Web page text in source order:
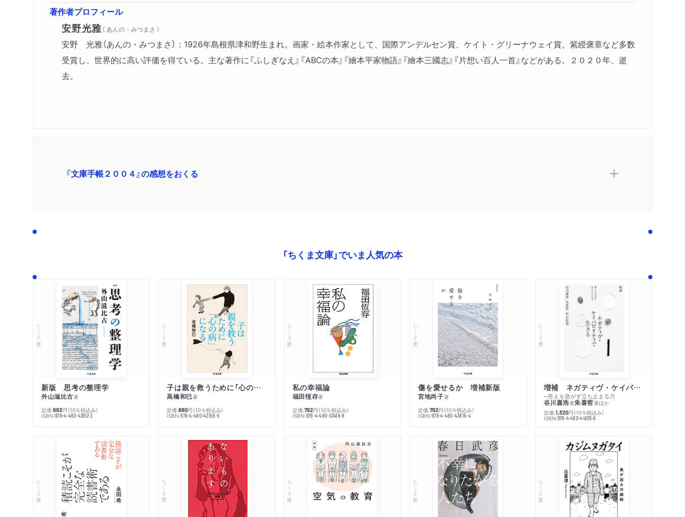
著作者プロフィール
安野光雅（ あんの・みつまさ ）
安野 光雅（あんの・みつまさ）：1926年島根県津和野生まれ。画家・絵本作家として、国際アンデルセン賞、ケイト・グリーナウェイ賞、紫綬褒章など多数
受賞し、世界的に高い評価を得ている。主な著作に『ふしぎなえ』『ABCの本』『繪本平家物語』『繪本三國志』『片想い百人一首』などがある。２０２０年、逝
去。
『文庫手帳２００４』の感想をおくる
「ちくま文庫」でいま人気の本
ちくま文庫
新版 思考の整理学
外山滋比古著
定価:693円 （10％税込み）
ISBN:978-4-480-43912-3
ちくま文庫
子は親を救うために「心の病」になる
高橋和巳著
定価:880円 （10％税込み）
ISBN:978-4-480-43158-5
ちくま文庫
私の幸福論
福田恆存著
定価:792円 （10％税込み）
ISBN:978-4-480-03416-8
ちくま文庫
傷を愛せるか 増補新版
宮地尚子著
定価:792円 （10％税込み）
ISBN:978-4-480-43816-4
ちくま文庫
増補 ネガティヴ・ケイパビリティで生きる
─答えを急がず立ち止まる力
谷川嘉浩著朱喜哲著ほか
定価:1,320円 （10％税込み）
ISBN:978-4-480-44109-6
ちくま文庫 ちくま文庫 ちくま文庫 ちくま文庫 ちくま文庫